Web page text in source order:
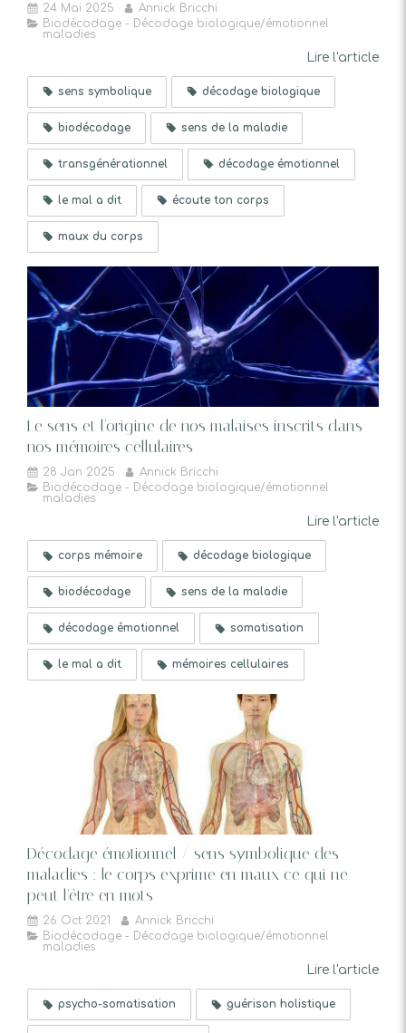
24 Mai 2025
Annick Bricchi
Biodécodage - Décodage biologique/émotionnel
maladies
Lire l'article
sens symbolique décodage biologique
biodécodage sens de la maladie
transgénérationnel décodage émotionnel
le mal a dit écoute ton corps
maux du corps
Le sens et l'origine de nos malaises inscrits dans
nos mémoires cellulaires
28 Jan 2025
Annick Bricchi
Biodécodage - Décodage biologique/émotionnel
maladies
Lire l'article
corps mémoire décodage biologique
biodécodage sens de la maladie
décodage émotionnel somatisation
le mal a dit mémoires cellulaires
Décodage émotionnel / sens symbolique des
maladies : le corps exprime en maux ce qui ne
peut l'être en mots
26 Oct 2021
Annick Bricchi
Biodécodage - Décodage biologique/émotionnel
maladies
Lire l'article
psycho-somatisation guérison holistique